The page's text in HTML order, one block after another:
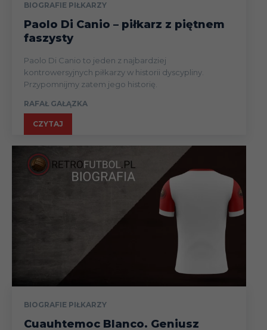
BIOGRAFIE PIŁKARZY
Paolo Di Canio – piłkarz z piętnem
faszysty
Paolo Di Canio to jeden z najbardziej
kontrowersyjnych piłkarzy w historii dyscypliny.
Przypomnijmy zatem jego historię.
RAFAŁ GAŁĄZKA
CZYTAJ
BIOGRAFIE PIŁKARZY
Cuauhtemoc Blanco. Geniusz